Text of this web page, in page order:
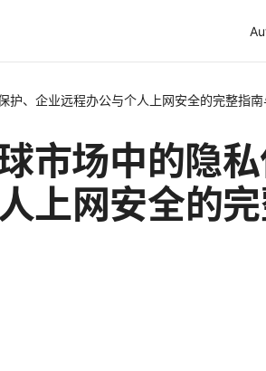
护、企业远程办公与个人上网安全的完整指
市场中的隐私
上网安全的